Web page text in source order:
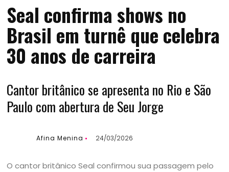
Seal confirma shows no
Brasil em turnê que celebra
30 anos de carreira
Cantor britânico se apresenta no Rio e São
Paulo com abertura de Seu Jorge
Afina Menina 24/03/2026
O cantor britânico Seal confirmou sua passagem pelo